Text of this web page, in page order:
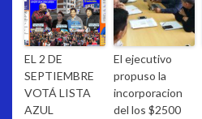
EL 2 DE
SEPTIEMBRE
VOTÁ LISTA
AZUL
El ejecutivo
propuso la
incorporacion
del los $2500